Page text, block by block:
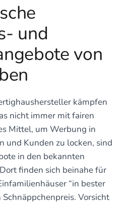
und
von
kämpfen
nicht immer mit fairen
Mittel, um Werbung in
und Kunden zu locken, sind
in den bekannten
finden sich beinahe für
“in bester
Vorsicht